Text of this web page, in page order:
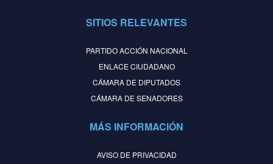
SITIOS RELEVANTES
PARTIDO ACCIÓN NACIONAL
ENLACE CIUDADANO
CÁMARA DE DIPUTADOS
CÁMARA DE SENADORES
MÁS INFORMACIÓN
AVISO DE PRIVACIDAD